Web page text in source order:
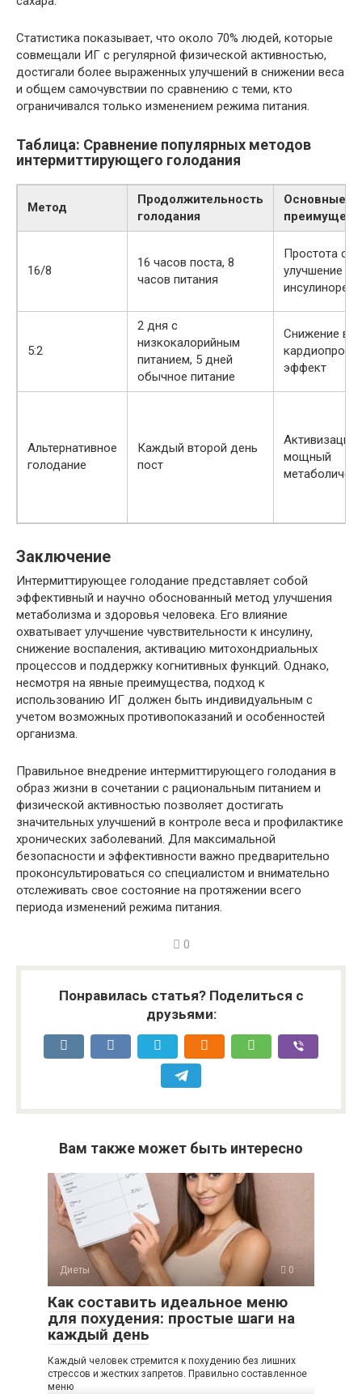
Статистика показывает, что около 70% людей, которые
совмещали ИГ с регулярной физической активностью,
достигали более выраженных улучшений в снижении веса
и общем самочувствии по сравнению с теми, кто
ограничивался только изменением режима питания.
Таблица: Сравнение популярных методов
интермиттирующего голодания
Метод
Продолжительность
голодания
Основные
16/8
16 часов поста, 8
часов питания
Простота
улучшение
5:2
2 дня с
низкокалорийным
питанием, 5 дней
обычное питание
Снижение
эффект
Альтернативное
голодание
Каждый второй день
пост
Активизация
мощный
Заключение
Интермиттирующее голодание представляет собой
эффективный и научно обоснованный метод улучшения
метаболизма и здоровья человека. Его влияние
охватывает улучшение чувствительности к инсулину,
снижение воспаления, активацию митохондриальных
процессов и поддержку когнитивных функций. Однако,
несмотря на явные преимущества, подход к
использованию ИГ должен быть индивидуальным с
учетом возможных противопоказаний и особенностей
организма.
Правильное внедрение интермиттирующего голодания в
образ жизни в сочетании с рациональным питанием и
физической активностью позволяет достигать
значительных улучшений в контроле веса и профилактике
хронических заболеваний. Для максимальной
безопасности и эффективности важно предварительно
проконсультироваться со специалистом и внимательно
отслеживать свое состояние на протяжении всего
периода изменений режима питания.
0
Понравилась статья? Поделиться с
друзьями:
Вам также может быть интересно
Диеты 0
Как составить идеальное меню
для похудения: простые шаги на
каждый день
Каждый человек стремится к похудению без лишних
стрессов и жестких запретов. Правильно составленное
меню